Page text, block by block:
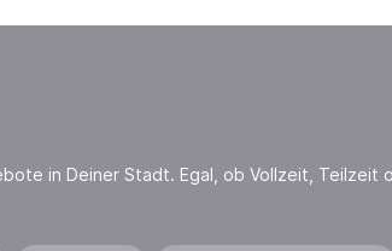
in Deiner Stadt. Egal, ob Vollzeit, Teilzeit